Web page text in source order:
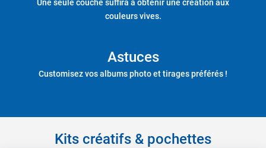
Une seule couche suffira à obtenir une création aux
couleurs vives.
Astuces
Customisez vos albums photo et tirages préférés !
Kits créatifs & pochettes